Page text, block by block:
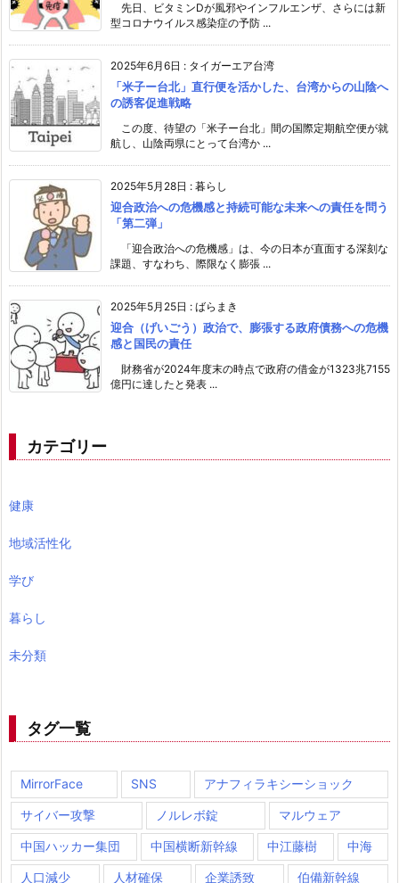
先日、ビタミンDが風邪やインフルエンザ、さらには新
型コロナウイルス感染症の予防 ...
2025年6月6日 : タイガーエア台湾
「米子ー台北」直行便を活かした、台湾からの山陰へ
の誘客促進戦略
この度、待望の「米子ー台北」間の国際定期航空便が就
航し、山陰両県にとって台湾か ...
2025年5月28日 : 暮らし
迎合政治への危機感と持続可能な未来への責任を問う
「第二弾」
「迎合政治への危機感」は、今の日本が直面する深刻な
課題、すなわち、際限なく膨張 ...
2025年5月25日 : ばらまき
迎合（げいごう）政治で、膨張する政府債務への危機
感と国民の責任
財務省が2024年度末の時点で政府の借金が1323兆7155
億円に達したと発表 ...
カテゴリー
健康
地域活性化
学び
暮らし
未分類
タグ一覧
MirrorFace SNS アナフィラキシーショック
サイバー攻撃 ノルレボ錠 マルウェア
中国ハッカー集団 中国横断新幹線 中江藤樹 中海
人口減少 人材確保 企業誘致 伯備新幹線